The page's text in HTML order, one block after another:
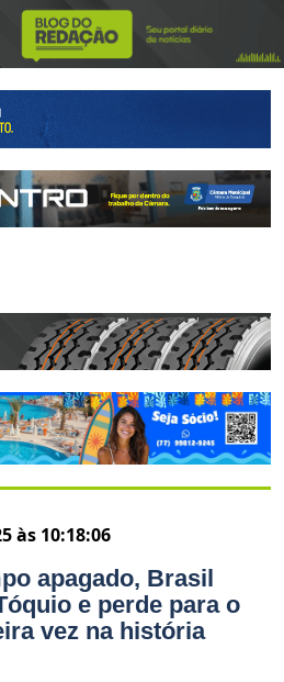
às 10:18:06
apagado, Brasil
e perde para o
vez na história